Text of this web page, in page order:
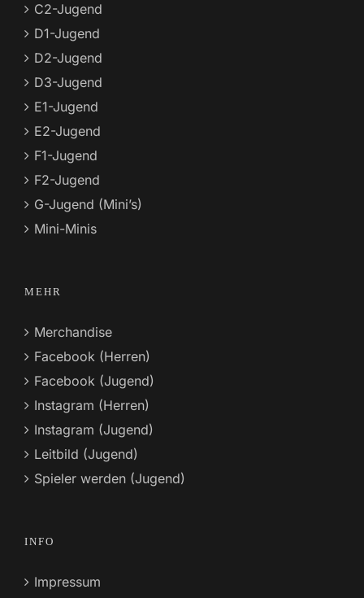
C2-Jugend
D1-Jugend
D2-Jugend
D3-Jugend
E1-Jugend
E2-Jugend
F1-Jugend
F2-Jugend
G-Jugend (Mini’s)
Mini-Minis
MEHR
Merchandise
Facebook (Herren)
Facebook (Jugend)
Instagram (Herren)
Instagram (Jugend)
Leitbild (Jugend)
Spieler werden (Jugend)
INFO
Impressum